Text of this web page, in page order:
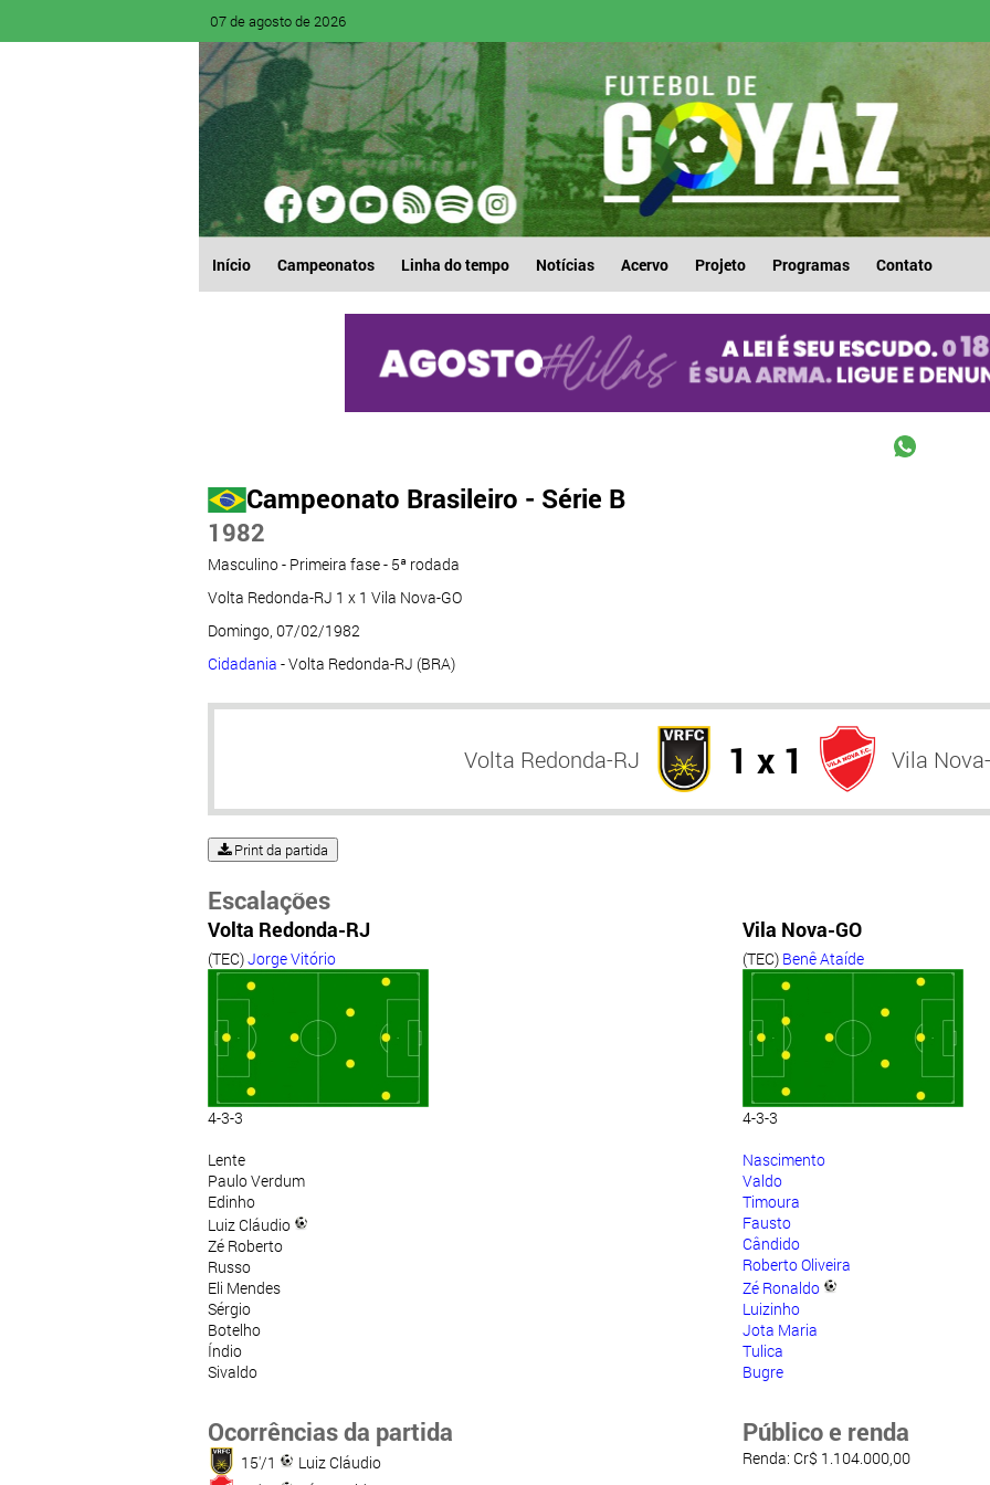
07 de agosto de 2026
Início Campeonatos Linha do tempo Notícias Acervo Projeto Programas Contato
Campeonato Brasileiro - Série B
1982
Masculino - Primeira fase - 5ª rodada
Volta Redonda-RJ 1 x 1 Vila Nova-GO
Domingo, 07/02/1982
Cidadania - Volta Redonda-RJ (BRA)
Volta Redonda-RJ 1 x 1 Vila
Print da partida
Escalações
Volta Redonda-RJ
(TEC)Jorge Vitório
4-3-3
Lente
Paulo Verdum
Edinho
Luiz Cláudio
Zé Roberto
Russo
Eli Mendes
Sérgio
Botelho
Índio
Sivaldo
Vila Nova-GO
(TEC) Benê Ataíde
4-3-3
Nascimento
Valdo
Timoura
Fausto
Cândido
Roberto Oliveira
Zé Ronaldo
Luizinho
Jota Maria
Tulica
Bugre
Ocorrências da partida
15'/1
Luiz Cláudio
Público e renda
Renda: Cr$ 1.104.000,00